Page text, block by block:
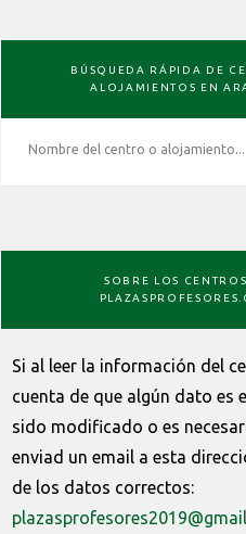
LATERAL
PRIMARIA
BÚSQUEDA RÁPIDA DE
ALOJAMIENTOS EN
SOBRE LOS
Si al leer la información del
cuenta de que algún dato es
sido modificado o es
enviad un email a esta
de los datos correctos: